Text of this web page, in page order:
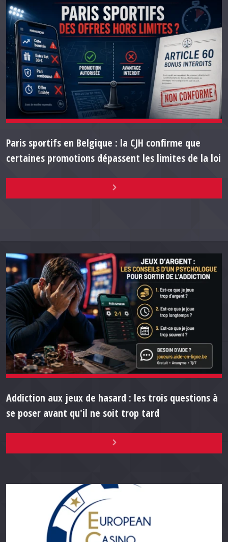
Paris sportifs en Belgique : la CJH confirme que
certaines promotions dépassent les limites de la loi
Addiction aux jeux de hasard : les trois questions à
se poser avant qu'il ne soit trop tard